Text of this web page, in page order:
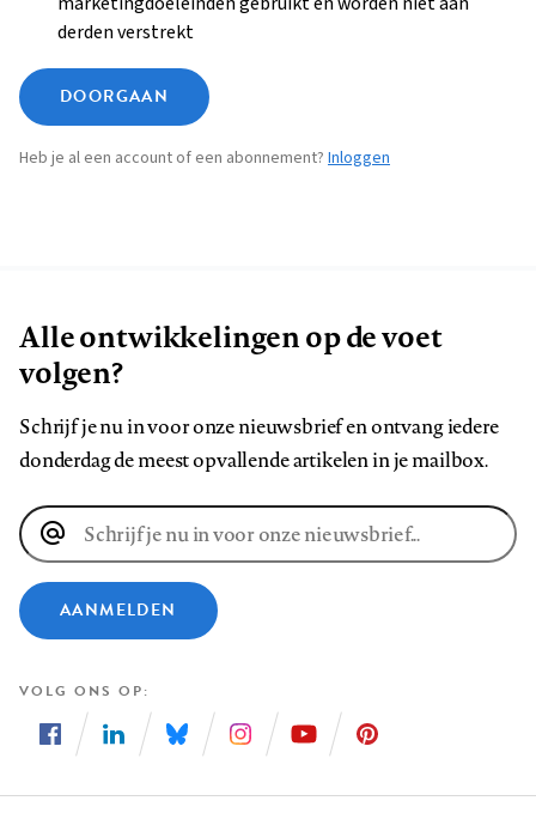
derden verstrekt
DOORGAAN
Heb je al een account of een abonnement? Inloggen
Alle ontwikkelingen op de voet
volgen?
Schrijf je nu in voor onze nieuwsbrief en ontvang iedere
donderdag de meest opvallende artikelen in je mailbox.
E-
mailadres
AANMELDEN
VOLG ONS OP
ons
ons
ons
ons
ons
ons